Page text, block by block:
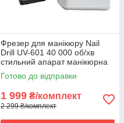
Фрезер для манікюру Nail
Drill UV-601 40 000 об/хв
стильний апарат манікюрна
машинка для нігтів
Готово до відправки
1 999 ₴/комплект
2 299 ₴/комплект